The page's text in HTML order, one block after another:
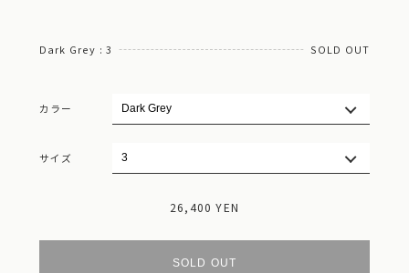
Dark Grey : 3 SOLD OUT
カラー
サイズ
26,400 YEN
SOLD OUT